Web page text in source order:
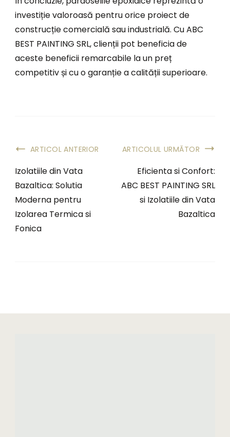
investiție valoroasă pentru orice proiect de
construcție comercială sau industrială. Cu ABC
BEST PAINTING SRL, clienții pot beneficia de
aceste beneficii remarcabile la un preț
competitiv și cu o garanție a calității superioare.
ARTICOL ANTERIOR
Izolatiile din Vata
Bazaltica: Solutia
Moderna pentru
Izolarea Termica si
Fonica
ARTICOLUL URMĂTOR
Eficienta si Confort:
ABC BEST PAINTING SRL
si Izolatiile din Vata
Bazaltica